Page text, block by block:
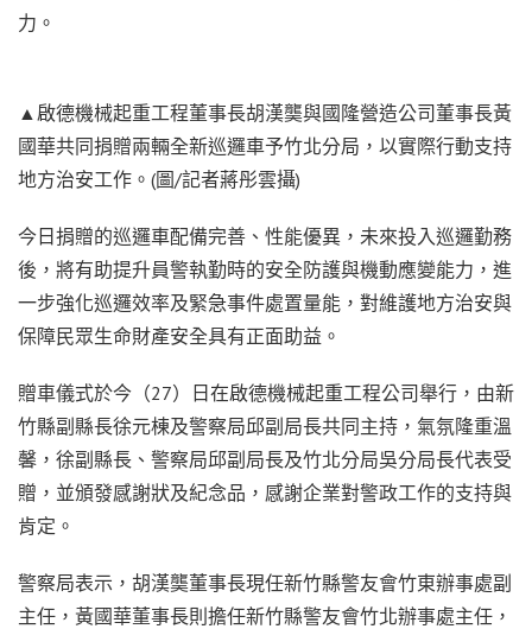
力。
▲啟德機械起重工程董事長胡漢龑與國隆營造公司董事長黃
國華共同捐贈兩輛全新巡邏車予竹北分局，以實際行動支持
地方治安工作。(圖/記者蔣彤雲攝)
今日捐贈的巡邏車配備完善、性能優異，未來投入巡邏勤務
後，將有助提升員警執勤時的安全防護與機動應變能力，進
一步強化巡邏效率及緊急事件處置量能，對維護地方治安與
保障民眾生命財產安全具有正面助益。
贈車儀式於今（27）日在啟德機械起重工程公司舉行，由新
竹縣副縣長徐元棟及警察局邱副局長共同主持，氣氛隆重溫
馨，徐副縣長、警察局邱副局長及竹北分局吳分局長代表受
贈，並頒發感謝狀及紀念品，感謝企業對警政工作的支持與
肯定。
警察局表示，胡漢龑董事長現任新竹縣警友會竹東辦事處副
主任，黃國華董事長則擔任新竹縣警友會竹北辦事處主任，